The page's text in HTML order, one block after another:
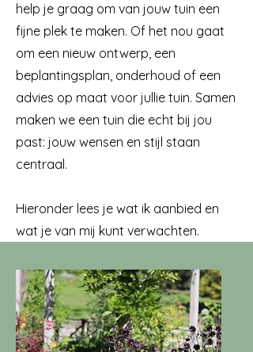
help je graag om van jouw tuin een
fijne plek te maken. Of het nou gaat
om een nieuw ontwerp, een
beplantingsplan, onderhoud of een
advies op maat voor jullie tuin. Samen
maken we een tuin die echt bij jou
past: jouw wensen en stijl staan
centraal.
Hieronder lees je wat ik aanbied en
wat je van mij kunt verwachten.